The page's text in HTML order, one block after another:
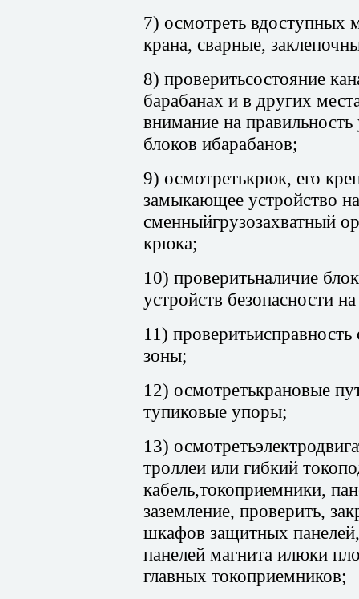
7) осмотреть вдоступных
крана, сварные,
8) проверитьсостояние
барабанах и в других
внимание на
блоков ибарабанов;
9) осмотретькрюк, его
замыкающее устройство
сменныйгрузозахватный
крюка;
10) проверитьналичие
устройств безопасности
11)
зоны;
12) осмотретькрановые
тупиковые упоры;
13)
троллеи или гибкий
кабель,токоприемники,
заземление, проверить,
шкафов защитных
панелей магнита илюки
главных токоприемников;